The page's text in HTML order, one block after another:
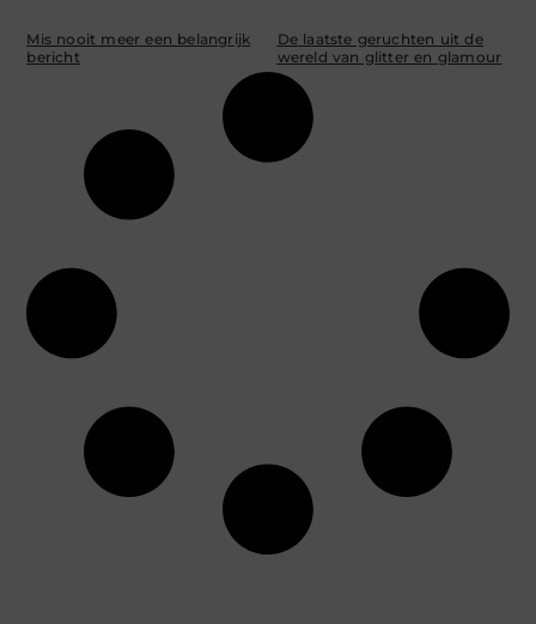
Mis nooit meer een belangrijk
bericht
De laatste geruchten uit de
wereld van glitter en glamour